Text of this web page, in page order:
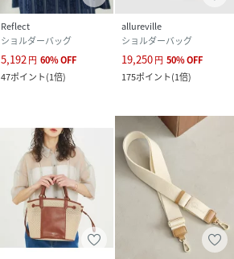
Reflect
ショルダーバッグ
5,192円 60%OFF
47ポイント(1倍)
allureville
ショルダーバッグ
19,250円 50%OFF
175ポイント(1倍)